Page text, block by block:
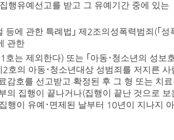
행유예선고를 받고 그 유예기간 중에 있는
등에 관한 특례법 ｣ 제 2조의성폭력범죄 (｢ 성
관한
1 호는 제외한다) 또는 ｢ 아동･청소년의 성보
2호의 아동･청소년대상 성범죄를 저지른 사
감호를 선고받고 확정된 후 그 형 또는 치
의 집행이 끝나거나(집행이 끝난 것으로 보
집행이 유예 ･면제된 날부터 10년이 지나지